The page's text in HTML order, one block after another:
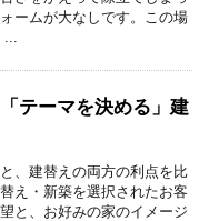
ームが大なしです。この場
テーマを決める」建
、建替えの両方の利点を比
え・新築を選択されたお客
と、お好みの家のイメージ